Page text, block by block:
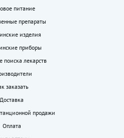
питание
препараты
изделия
приборы
поиска лекарств
заказать
Доставка
продажи
Оплата